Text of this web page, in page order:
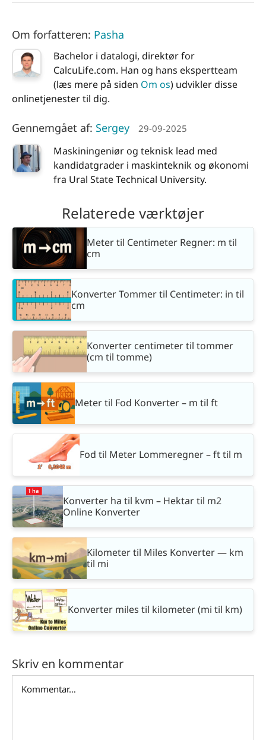
Om forfatteren: Pasha
Bachelor i datalogi, direktør for
CalcuLife.com. Han og hans ekspertteam
(læs mere på siden Om os) udvikler disse
onlinetjenester til dig.
Gennemgået af: Sergey 29-09-2025
Maskiningeniør og teknisk lead med
kandidatgrader i maskinteknik og økonomi
fra Ural State Technical University.
Relaterede værktøjer
Meter til Centimeter Regner: m til
cm
Konverter Tommer til Centimeter: in til
cm
Konverter centimeter til tommer
(cm til tomme)
Meter til Fod Konverter – m til ft
Fod til Meter Lommeregner – ft til m
Konverter ha til kvm – Hektar til m2
Online Konverter
Kilometer til Miles Konverter — km
til mi
Konverter miles til kilometer (mi til km)
Skriv en kommentar